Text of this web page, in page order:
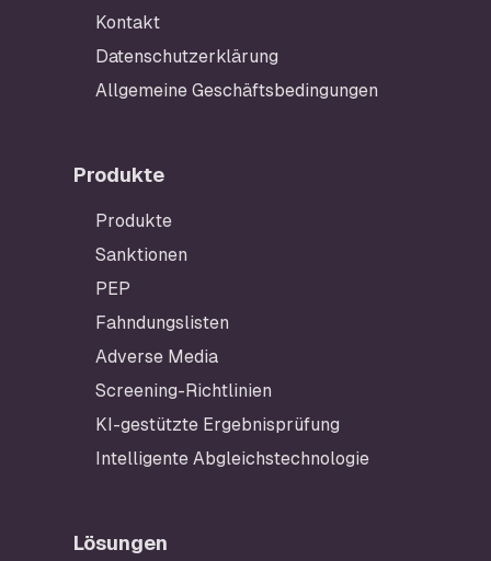
Kontakt
Datenschutzerklärung
Allgemeine Geschäftsbedingungen
Produkte
Produkte
Sanktionen
PEP
Fahndungslisten
Adverse Media
Screening-Richtlinien
KI-gestützte Ergebnisprüfung
Intelligente Abgleichstechnologie
Lösungen